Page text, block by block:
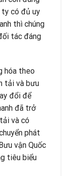
ty có đủ uy
thì chúng
tác đáng
hóa theo
tải và bưu
đổi để
đã trở
và có
phát
vận Quốc
tiêu biểu